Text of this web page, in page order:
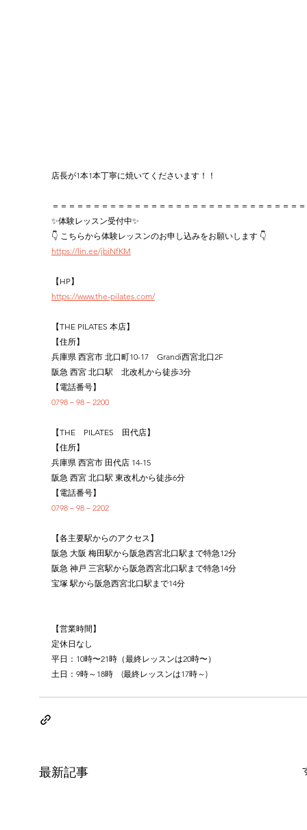
店長が1本1本丁寧に焼いてくださいます！！
＝＝＝＝＝＝＝＝＝＝＝＝＝＝＝＝＝＝＝＝＝＝＝＝＝＝＝＝＝＝
✨体験レッスン受付中✨
👇 こちらから体験レッスンのお申し込みをお願いします 👇
https://lin.ee/jbiNfKM
【HP】
https://www.the-pilates.com/
【THE PILATES 本店】
【住所】
兵庫県 西宮市 北口町10-17　Grandi西宮北口2F
阪急 西宮 北口駅　北改札から徒歩3分
【電話番号】
0798－98－2200
【THE　PILATES　田代店】
【住所】
兵庫県 西宮市 田代店 14-15
阪急 西宮 北口駅 東改札から徒歩6分
【電話番号】
0798－98－2202
【各主要駅からのアクセス】
阪急 大阪 梅田駅から阪急西宮北口駅まで特急12分
阪急 神戸 三宮駅から阪急西宮北口駅まで特急14分
宝塚 駅から阪急西宮北口駅まで14分
【営業時間】
定休日なし
平日：10時〜21時（最終レッスンは20時〜）
土日：9時～18時　(最終レッスンは17時～)
最新記事